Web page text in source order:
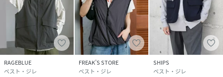
性別タイプ メンズ
原産国 中国
素材 ポリエステル100%
RAGEBLUE
ベスト・ジレ
FREAK’S STORE
ベスト・ジレ
SHIPS
ベスト・ジレ